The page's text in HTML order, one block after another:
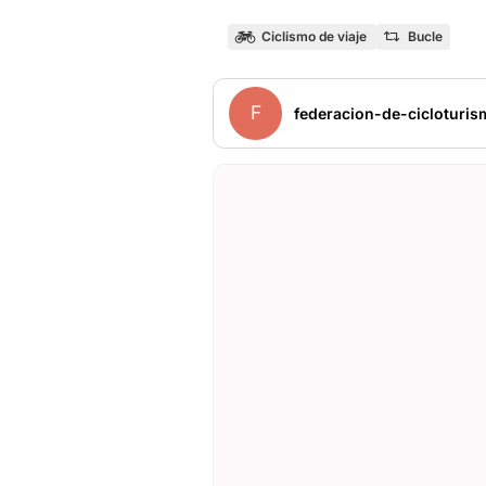
Ciclismo de viaje Bucle
F federacion-de-